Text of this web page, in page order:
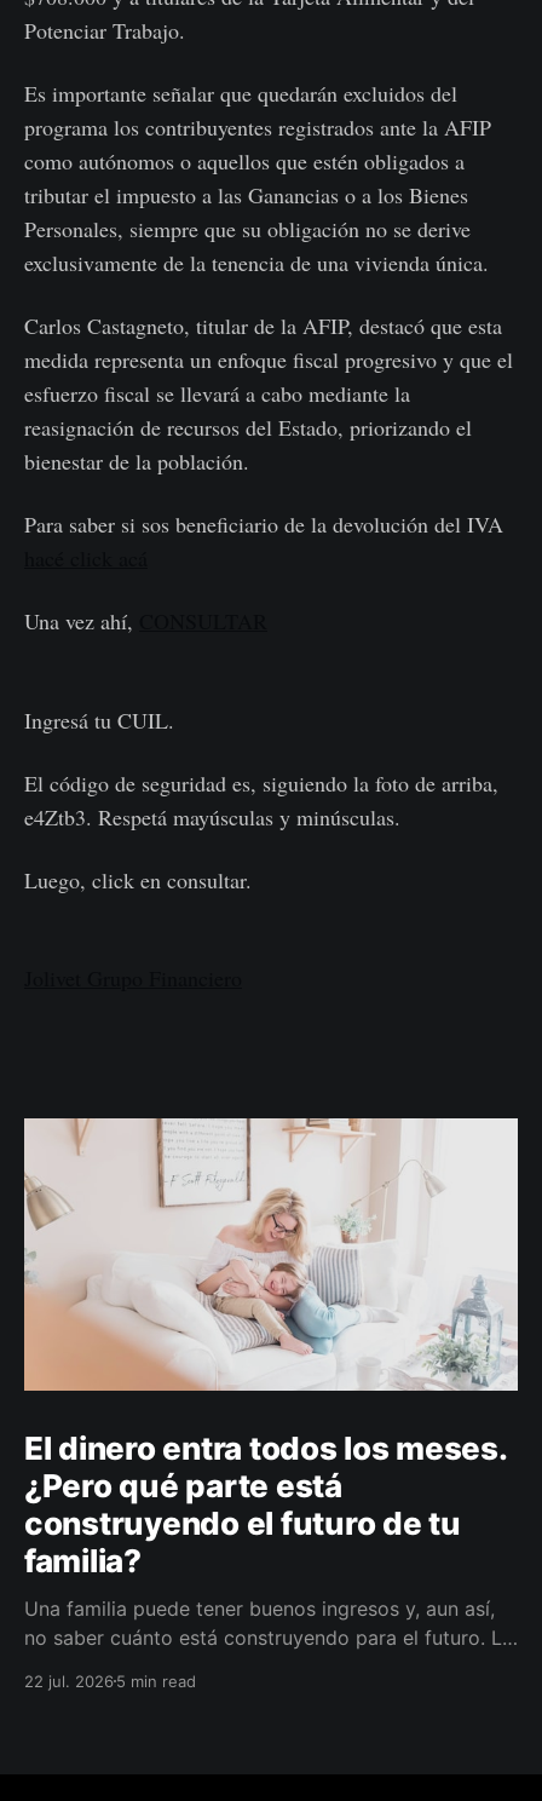
Potenciar Trabajo.
Es importante señalar que quedarán excluidos del
programa los contribuyentes registrados ante la AFIP
como autónomos o aquellos que estén obligados a
tributar el impuesto a las Ganancias o a los Bienes
Personales, siempre que su obligación no se derive
exclusivamente de la tenencia de una vivienda única.
Carlos Castagneto, titular de la AFIP, destacó que esta
medida representa un enfoque fiscal progresivo y que el
esfuerzo fiscal se llevará a cabo mediante la
reasignación de recursos del Estado, priorizando el
bienestar de la población.
Para saber si sos beneficiario de la devolución del IVA
Una vez ahí,
Ingresá tu CUIL.
El código de seguridad es, siguiendo la foto de arriba,
e4Ztb3. Respetá mayúsculas y minúsculas.
Luego, click en consultar.
El dinero entra todos los meses.
¿Pero qué parte está
construyendo el futuro de tu
familia?
Una familia puede tener buenos ingresos y, aun así,
no saber cuánto está construyendo para el futuro. La
darle a cada parte del ingreso un propósito, un plazo
22 jul. 20265 min read